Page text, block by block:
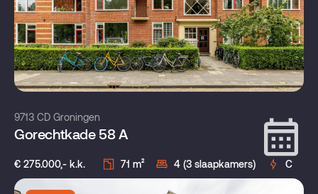
9713 CD Groningen
Gorechtkade 58 A
€ 275.000,- k.k. 71 m² 4 (3 slaapkamers) C